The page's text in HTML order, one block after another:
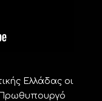
Ελλάδας οι